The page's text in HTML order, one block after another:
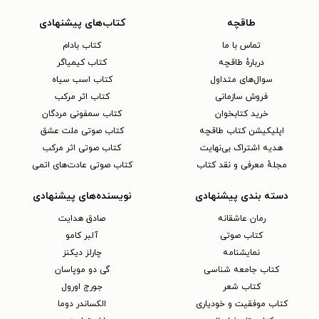
طاقچه
تماس با ما
دربارهٔ طاقچه
سوال‌های متداول
فروش سازمانی
خرید کتابخوان
اپلیکیشن کتاب طاقچه
هدیه اشتراک بی‌نهایت
مجلهٔ معرفی و نقد کتاب
کتاب‌های پیشنهادی
کتاب بادام
کتاب کیمیاگر
کتاب اسب سیاه
کتاب اثر مرکب
کتاب سمفونی مردگان
کتاب صوتی ملت عشق
کتاب صوتی اثر مرکب
کتاب صوتی عادت‌های اتمی
دسته بندی پیشنهادی
رمان عاشقانه
کتاب‌ صوتی
نمایشنامه
کتاب جامعه شناسی
کتاب شعر
کتاب موفقیت و خودیاری
نویسنده‌های پیشنهادی
صادق هدایت
آلبر کامو
چارلز دیکنز
گی دو موپاسان
جورج اورول
الکساندر دوما